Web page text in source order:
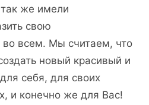
же имели
свою
во всем. Мы считаем, что
новый красивый и
себя, для своих
и конечно же для Вас!